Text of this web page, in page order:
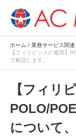
ス
ホーム
業務サービス関連
【フィリピン人の雇用】
て解説します。
【フィリ
POLO/
について